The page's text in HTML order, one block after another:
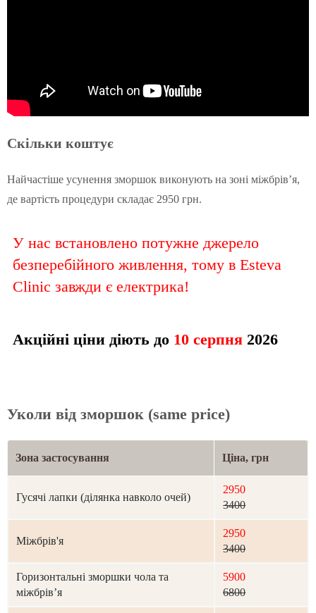
Скільки коштує
Найчастіше усунення зморшок виконують на зоні міжбрів’я,
де вартість процедури складає 2950 грн.
У нас встановлено потужне джерело
безперебійного живлення, тому в Esteva
Clinic завжди є електрика!
Акційні ціни діють до 10 серпня 2026
Уколи від зморшок (same price)
Зона застосування Ціна, грн
Гусячі лапки (ділянка навколо очей)
2950
3400
Міжбрів'я
2950
3400
Горизонтальні зморшки чола та
міжбрівʼя
5900
6800